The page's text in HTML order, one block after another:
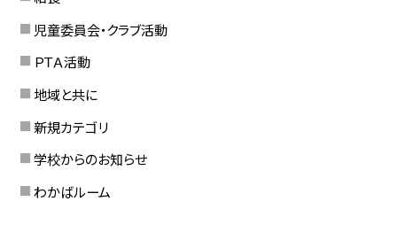
児童委員会・クラブ活動
ＰＴＡ活動
地域と共に
新規カテゴリ
学校からのお知らせ
わかばルーム